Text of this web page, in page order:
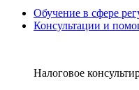
Обучение в сфере
Консультации и
Налоговое